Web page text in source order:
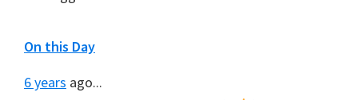
On this Day
6 years ago...